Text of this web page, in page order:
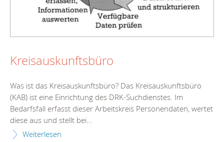
Kreisauskunftsbüro
Was ist das Kreisauskunftsbüro? Das Kreisauskunftsbüro
(KAB) ist eine Einrichtung des DRK-Suchdienstes. Im
Bedarfsfall erfasst dieser Arbeitskreis Personendaten, wertet
diese aus und stellt bei...
Weiterlesen